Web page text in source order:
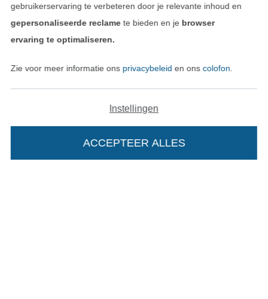
gebruikerservaring te verbeteren door je relevante inhoud en
gepersonaliseerde reclamete bieden en je browser
ervaring te optimaliseren.
Zie voor meer informatie ons privacybeleid en ons colofon
Instellingen
ACCEPTEER ALLES